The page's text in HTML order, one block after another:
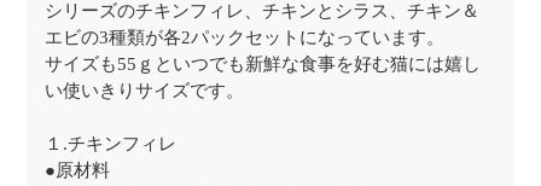
シリーズのチキンフィレ、チキンとシラス、チキン＆
エビの3種類が各2パックセットになっています。
サイズも55ｇといつでも新鮮な食事を好む猫には嬉し
い使いきりサイズです。
１.チキンフィレ
●原材料